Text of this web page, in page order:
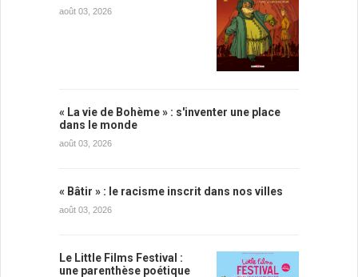
août 03, 2026
« La vie de Bohème » : s'inventer une place
dans le monde
août 03, 2026
« Bâtir » : le racisme inscrit dans nos villes
août 03, 2026
Le Little Films Festival :
une parenthèse poétique